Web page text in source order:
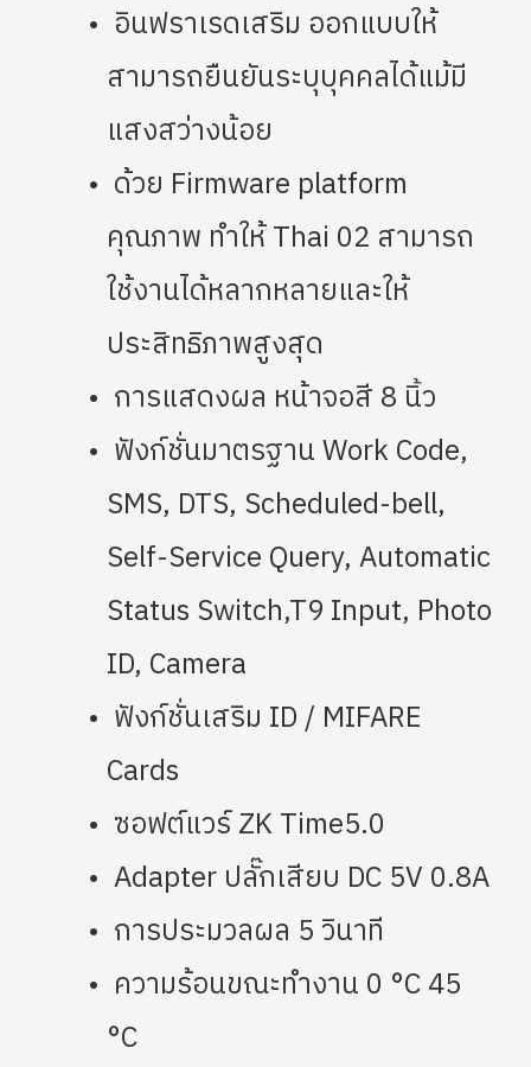
อินฟราเรดเสริม ออกแบบให้
สามารถยืนยันระบุบุคคลได้แม้มี
แสงสว่างน้อย
ด้วย Firmware platform
คุณภาพ ทำให้ Thai 02 สามารถ
ใช้งานได้หลากหลายและให้
ประสิทธิภาพสูงสุด
การแสดงผล หน้าจอสี 8 นิ้ว
ฟังก์ชั่นมาตรฐาน Work Code,
SMS, DTS, Scheduled-bell,
Self-Service Query, Automatic
Status Switch,T9 Input, Photo
ID, Camera
ฟังก์ชั่นเสริม ID / MIFARE
Cards
ซอฟต์แวร์ ZK Time5.0
Adapter ปลั๊กเสียบ DC 5V 0.8A
การประมวลผล 5 วินาที
ความร้อนขณะทำงาน 0 °C 45
°C